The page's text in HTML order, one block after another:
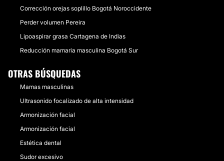
Corrección orejas soplillo Bogotá Noroccidente
Perder volumen Pereira
Lipoaspirar grasa Cartagena de Indias
Reducción mamaria masculina Bogotá Sur
OTRAS BÚSQUEDAS
Mamas masculinas
Ultrasonido focalizado de alta intensidad
Armonización facial
Armonización facial
Estética dental
Sudor excesivo